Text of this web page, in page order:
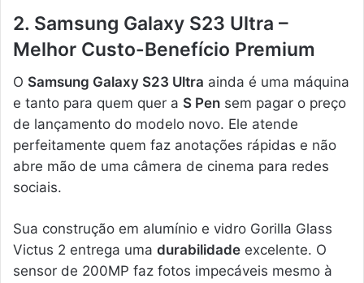
2. Samsung Galaxy S23 Ultra –
Melhor Custo-Benefício Premium
O Samsung Galaxy S23 Ultra ainda é uma máquina
e tanto para quem quer a S Pen sem pagar o preço
de lançamento do modelo novo. Ele atende
perfeitamente quem faz anotações rápidas e não
abre mão de uma câmera de cinema para redes
sociais.
Sua construção em alumínio e vidro Gorilla Glass
Victus 2 entrega uma durabilidade excelente. O
sensor de 200MP faz fotos impecáveis mesmo à